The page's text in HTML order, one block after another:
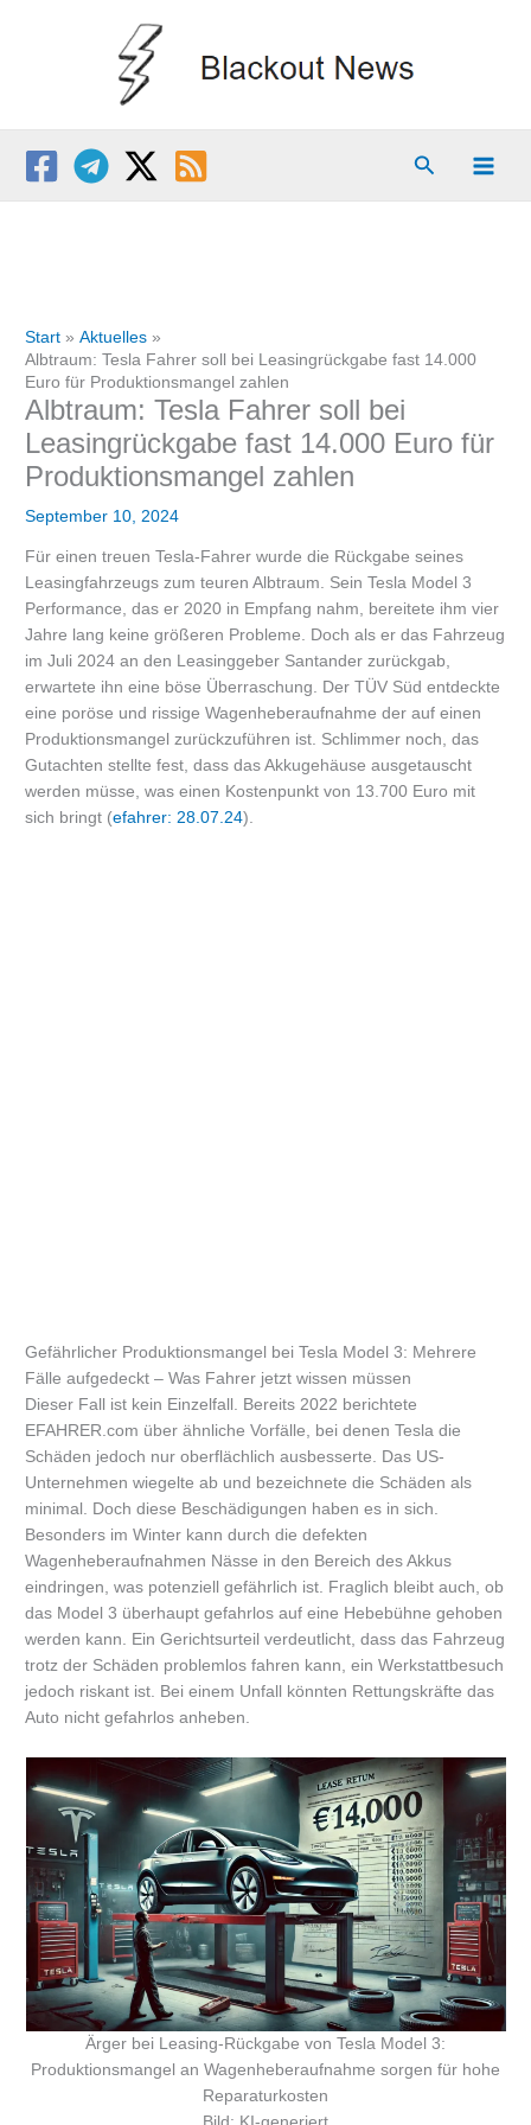
Suchen
Start
Aktuelles
Albtraum: Tesla Fahrer soll bei Leasingrückgabe fast 14.000
Euro für Produktionsmangel zahlen
Albtraum: Tesla Fahrer soll bei
Leasingrückgabe fast 14.000 Euro für
Produktionsmangel zahlen
September 10, 2024
Für einen treuen Tesla-Fahrer wurde die Rückgabe seines
Leasingfahrzeugs zum teuren Albtraum. Sein Tesla Model 3
Performance, das er 2020 in Empfang nahm, bereitete ihm vier
Jahre lang keine größeren Probleme. Doch als er das Fahrzeug
im Juli 2024 an den Leasinggeber Santander zurückgab,
erwartete ihn eine böse Überraschung. Der TÜV Süd entdeckte
eine poröse und rissige Wagenheberaufnahme der auf einen
Produktionsmangel zurückzuführen ist. Schlimmer noch, das
Gutachten stellte fest, dass das Akkugehäuse ausgetauscht
werden müsse, was einen Kostenpunkt von 13.700 Euro mit
sich bringt (efahrer: 28.07.24).
Gefährlicher Produktionsmangel bei Tesla Model 3: Mehrere
Fälle aufgedeckt – Was Fahrer jetzt wissen müssen
Dieser Fall ist kein Einzelfall. Bereits 2022 berichtete
EFAHRER.com über ähnliche Vorfälle, bei denen Tesla die
Schäden jedoch nur oberflächlich ausbesserte. Das US-
Unternehmen wiegelte ab und bezeichnete die Schäden als
minimal. Doch diese Beschädigungen haben es in sich.
Besonders im Winter kann durch die defekten
Wagenheberaufnahmen Nässe in den Bereich des Akkus
eindringen, was potenziell gefährlich ist. Fraglich bleibt auch, ob
das Model 3 überhaupt gefahrlos auf eine Hebebühne gehoben
werden kann. Ein Gerichtsurteil verdeutlicht, dass das Fahrzeug
trotz der Schäden problemlos fahren kann, ein Werkstattbesuch
jedoch riskant ist. Bei einem Unfall könnten Rettungskräfte das
Auto nicht gefahrlos anheben.
Ärger bei Leasing-Rückgabe von Tesla Model 3:
Produktionsmangel an Wagenheberaufnahme sorgen für hohe
Reparaturkosten